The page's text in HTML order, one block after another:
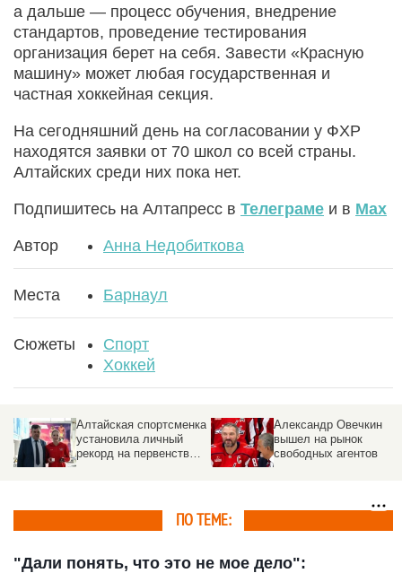
а дальше — процесс обучения, внедрение
стандартов, проведение тестирования
организация берет на себя. Завести «Красную
машину» может любая государственная и
частная хоккейная секция.
На сегодняшний день на согласовании у ФХР
находятся заявки от 70 школ со всей страны.
Алтайских среди них пока нет.
Подпишитесь на Алтапресс в Телеграме и в Max
Автор Анна Недобиткова
Места Барнаул
Сюжеты
Спорт
Хоккей
Алтайская спортсменка
установила личный
рекорд на первенстве
Александр Овечкин
вышел на рынок
свободных агентов
ПО ТЕМЕ:
"Дали понять, что это не мое дело":